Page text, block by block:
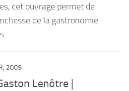
cet ouvrage permet de
de la gastronomie
2009
Lenôtre |